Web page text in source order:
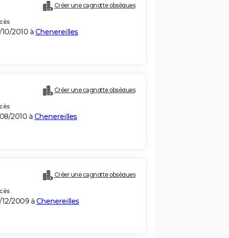
Créer une cagnotte obsèques
2010 à Chenereilles
Créer une cagnotte obsèques
2010 à Chenereilles
Créer une cagnotte obsèques
2009 à Chenereilles